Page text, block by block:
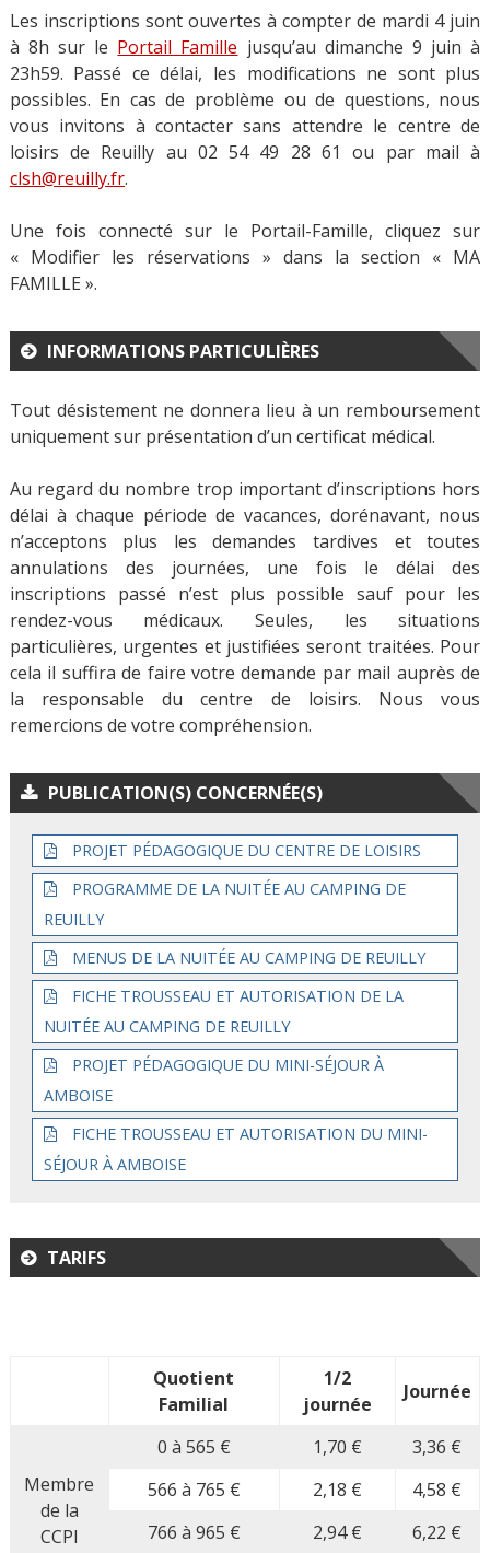
Les inscriptions sont ouvertes à compter de mardi 4 juin
à 8h sur le Portail Famille jusqu’au dimanche 9 juin à
23h59. Passé ce délai, les modifications ne sont plus
possibles. En cas de problème ou de questions, nous
vous invitons à contacter sans attendre le centre de
loisirs de Reuilly au 02 54 49 28 61 ou par mail à
clsh@reuilly.fr.
Une fois connecté sur le Portail-Famille, cliquez sur
« Modifier les réservations » dans la section « MA
FAMILLE ».
INFORMATIONS PARTICULIÈRES
Tout désistement ne donnera lieu à un remboursement
uniquement sur présentation d’un certificat médical.
Au regard du nombre trop important d’inscriptions hors
délai à chaque période de vacances, dorénavant, nous
n’acceptons plus les demandes tardives et toutes
annulations des journées, une fois le délai des
inscriptions passé n’est plus possible sauf pour les
rendez-vous médicaux. Seules, les situations
particulières, urgentes et justifiées seront traitées. Pour
cela il suffira de faire votre demande par mail auprès de
la responsable du centre de loisirs. Nous vous
remercions de votre compréhension.
PUBLICATION(S) CONCERNÉE(S)
PROJET PÉDAGOGIQUE DU CENTRE DE LOISIRS
PROGRAMME DE LA NUITÉE AU CAMPING DE
REUILLY
MENUS DE LA NUITÉE AU CAMPING DE REUILLY
FICHE TROUSSEAU ET AUTORISATION DE LA
NUITÉE AU CAMPING DE REUILLY
PROJET PÉDAGOGIQUE DU MINI-SÉJOUR À
AMBOISE
FICHE TROUSSEAU ET AUTORISATION DU MINI-
SÉJOUR À AMBOISE
TARIFS
Quotient
Familial
1/2
journée
Journée
Membre
de la
CCPI
0 à 565 € 1,70 €
3,36 €
566 à 765 €
2,18 €
4,58 €
766 à 965 €
2,94 €
6,22 €